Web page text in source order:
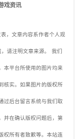
戏资讯
，文章内容系作者个人观
请注明文章来源。 我们
本平台所使用的图片均来
核实。如果图片的版权所
过后台留言系统与我们取
并在确认版权问题后，第
权所有者致歉等。本站连